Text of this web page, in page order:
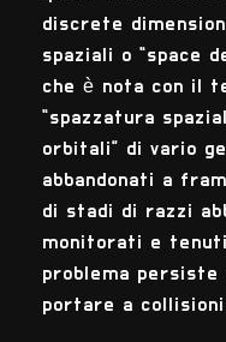
discrete
spaziali o “space
che è nota con il
“spazzatura
orbitali” di vario
abbandonati a
di stadi di razzi
monitorati e
problema
portare a